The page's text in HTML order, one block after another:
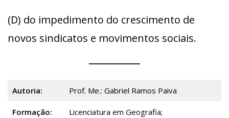
(D) do impedimento do crescimento de
novos sindicatos e movimentos sociais.
Autoria: Prof. Me.: Gabriel Ramos Paiva
Formação:
Licenciatura em Geografia;